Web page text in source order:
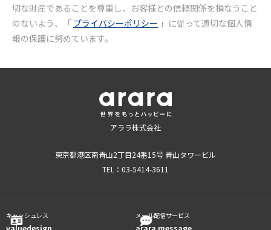
切な財産であることを尊重し、お客様との信頼関係を損なうこと
のないよう、「 プライバシーポリシー 」に従って適切な個人情
報の保護に努めています。
アララ株式会社
東京都港区南青山2丁目24番15号 青山タワービル
TEL：03-5414-3611
キャッシュレス メール配信サービス